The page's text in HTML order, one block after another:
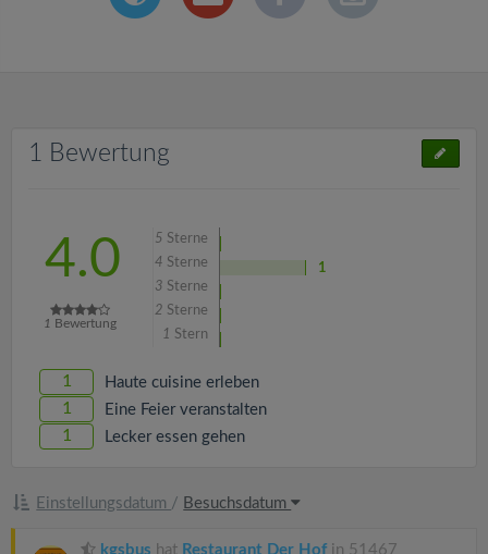
1 Bewertung
4.0
1 Bewertung
5 Sterne
4 Sterne
1
3 Sterne
2 Sterne
1 Stern
1 Haute cuisine erleben
1 Eine Feier veranstalten
1 Lecker essen gehen
Einstellungsdatum / Besuchsdatum
kgsbus hat Restaurant Der Hof in 51467